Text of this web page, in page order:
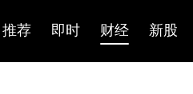
推荐 即时 财经 新股